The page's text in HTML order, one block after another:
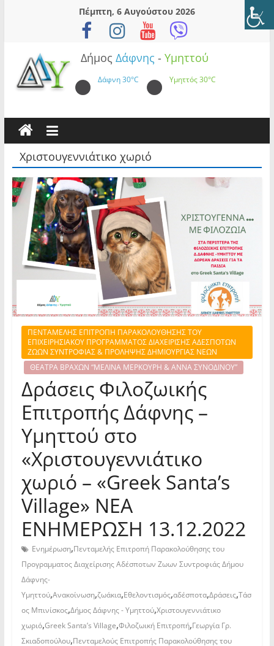
Πέμπτη, 6 Αυγούστου 2026
Δήμος Δάφνης - Υμηττού
Δάφνη30°C Υμηττός30°C
Χριστουγεννιάτικο χωριό
ΠΕΝΤΑΜΕΛΗΣ ΕΠΙΤΡΟΠΗ ΠΑΡΑΚΟΛΟΥΘΗΣΗΣ ΤΟΥ
ΕΠΙΧΕΙΡΗΣΙΑΚΟΥ ΠΡΟΓΡΑΜΜΑΤΟΣ ΔΙΑΧΕΙΡΙΣΗΣ ΑΔΕΣΠΟΤΩΝ
ΖΩΩΝ ΣΥΝΤΡΟΦΙΑΣ & ΠΡΟΛΗΨΗΣ ΔΗΜΙΟΥΡΓΙΑΣ ΝΕΩΝ
ΘΕΑΤΡΑ ΒΡΑΧΩΝ “ΜΕΛΙΝΑ ΜΕΡΚΟΥΡΗ & ΑΝΝΑ ΣΥΝΟΔΙΝΟΥ”
Δράσεις Φιλοζωικής
Επιτροπής Δάφνης –
Υμηττού στο
«Χριστουγεννιάτικο
χωριό – «Greek Santa’s
Village» ΝΕΑ
ΕΝΗΜΕΡΩΣΗ 13.12.2022
Ενημέρωση,Πενταμελής Επιτροπή Παρακολούθησης του
Προγραμματος Διαχείρισης Αδέσποτων Ζωων Συντροφιάς Δήμου
Δάφνης-
Υμηττού,Ανακοίνωση,ζωάκια,Εθελοντισμός,αδέσποτα,Δράσεις,Τάσ
ος Μπινίσκος,Δήμος Δάφνης - Υμηττού,Χριστουγεννιάτικο
χωριό,Greek Santa’s Village,Φιλοζωική Επιτροπή,Γεωργία Γρ.
Σκιαδοπούλου,Πενταμελούς Επιτροπής Παρακολούθησης του